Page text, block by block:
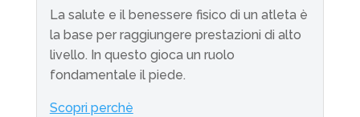
La salute e il benessere fisico di un atleta è
la base per raggiungere prestazioni di alto
livello. In questo gioca un ruolo
fondamentale il piede.
Scopri perchè